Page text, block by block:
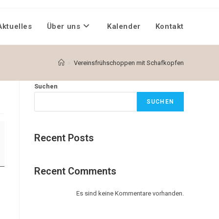
Über uns Kalender Kontakt
> Vereinsfrühschoppen mit Schafkopfen
Suchen
SUCHEN
Recent Posts
Recent Comments
Es sind keine Kommentare vorhanden.